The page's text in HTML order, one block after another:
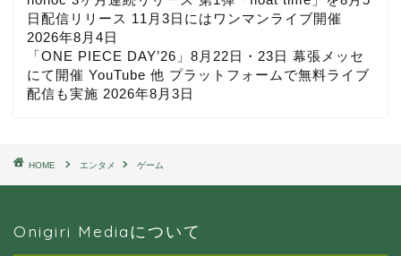
日配信リリース 11月3日にはワンマンライブ開催
2026年8月4日
「ONE PIECE DAY’26」8月22日・23日 幕張メッセ
にて開催 YouTube 他 プラットフォームで無料ライブ
配信も実施 2026年8月3日
HOME エンタメ ゲーム
Onigiri Mediaについて